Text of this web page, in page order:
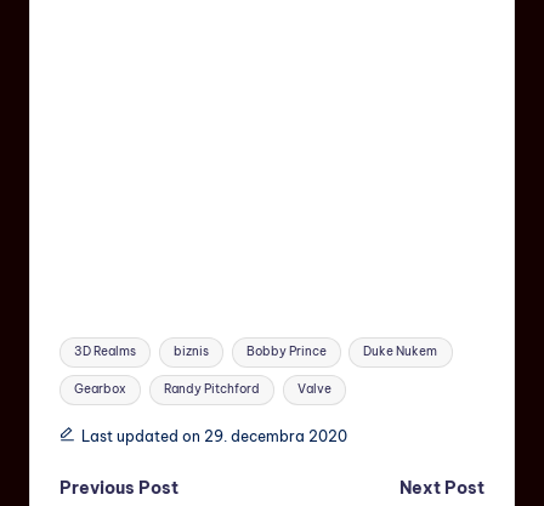
3D Realms biznis Bobby Prince Duke Nukem
Gearbox Randy Pitchford Valve
Last updated on 29. decembra 2020
Previous Post
Next Post